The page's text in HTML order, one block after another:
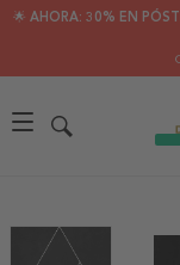
🌟 AHORA: 30% EN